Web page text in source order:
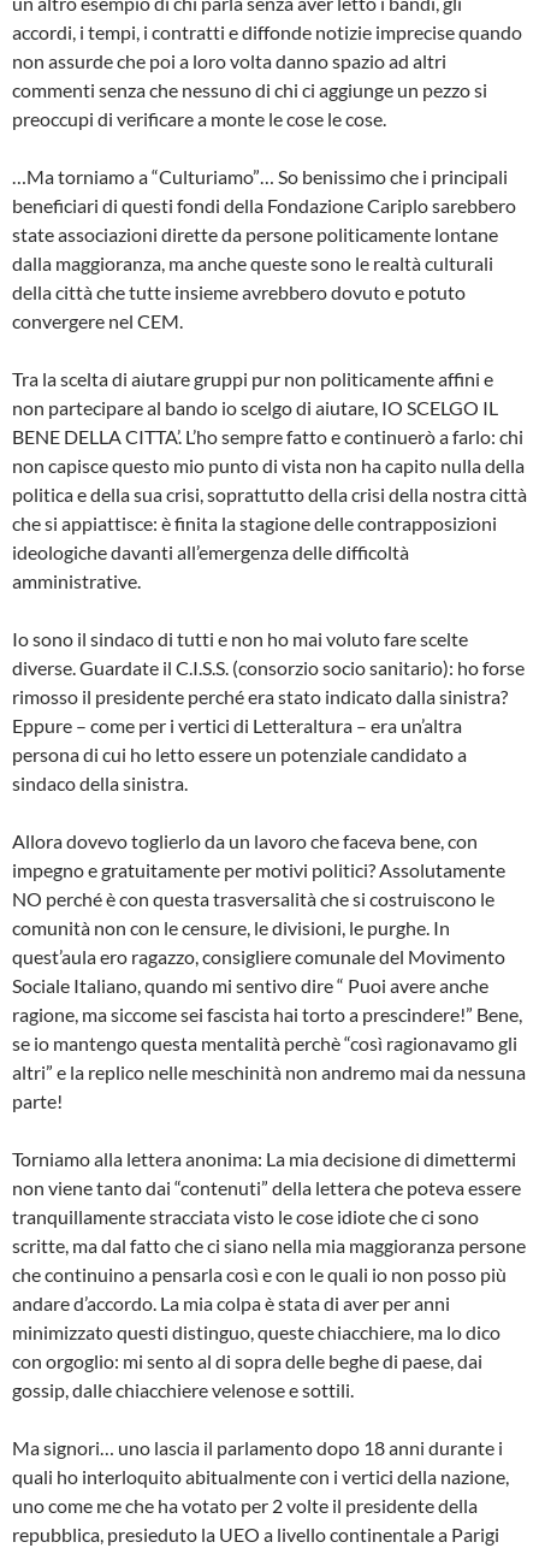
accordi, i tempi, i contratti e diffonde notizie imprecise quando
non assurde che poi a loro volta danno spazio ad altri
commenti senza che nessuno di chi ci aggiunge un pezzo si
preoccupi di verificare a monte le cose le cose.
…Ma torniamo a “Culturiamo”… So benissimo che i principali
beneficiari di questi fondi della Fondazione Cariplo sarebbero
state associazioni dirette da persone politicamente lontane
dalla maggioranza, ma anche queste sono le realtà culturali
della città che tutte insieme avrebbero dovuto e potuto
convergere nel CEM.
Tra la scelta di aiutare gruppi pur non politicamente affini e
non partecipare al bando io scelgo di aiutare, IO SCELGO IL
BENE DELLA CITTA’. L’ho sempre fatto e continuerò a farlo: chi
non capisce questo mio punto di vista non ha capito nulla della
politica e della sua crisi, soprattutto della crisi della nostra città
che si appiattisce: è finita la stagione delle contrapposizioni
ideologiche davanti all’emergenza delle difficoltà
amministrative.
Io sono il sindaco di tutti e non ho mai voluto fare scelte
diverse. Guardate il C.I.S.S. (consorzio socio sanitario): ho forse
rimosso il presidente perché era stato indicato dalla sinistra?
Eppure – come per i vertici di Letteraltura – era un’altra
persona di cui ho letto essere un potenziale candidato a
sindaco della sinistra.
Allora dovevo toglierlo da un lavoro che faceva bene, con
impegno e gratuitamente per motivi politici? Assolutamente
NO perché è con questa trasversalità che si costruiscono le
comunità non con le censure, le divisioni, le purghe. In
quest’aula ero ragazzo, consigliere comunale del Movimento
Sociale Italiano, quando mi sentivo dire “ Puoi avere anche
ragione, ma siccome sei fascista hai torto a prescindere!” Bene,
se io mantengo questa mentalità perchè “così ragionavamo gli
altri” e la replico nelle meschinità non andremo mai da nessuna
parte!
Torniamo alla lettera anonima: La mia decisione di dimettermi
non viene tanto dai “contenuti” della lettera che poteva essere
tranquillamente stracciata visto le cose idiote che ci sono
scritte, ma dal fatto che ci siano nella mia maggioranza persone
che continuino a pensarla così e con le quali io non posso più
andare d’accordo. La mia colpa è stata di aver per anni
minimizzato questi distinguo, queste chiacchiere, ma lo dico
con orgoglio: mi sento al di sopra delle beghe di paese, dai
gossip, dalle chiacchiere velenose e sottili.
Ma signori… uno lascia il parlamento dopo 18 anni durante i
quali ho interloquito abitualmente con i vertici della nazione,
uno come me che ha votato per 2 volte il presidente della
repubblica, presieduto la UEO a livello continentale a Parigi